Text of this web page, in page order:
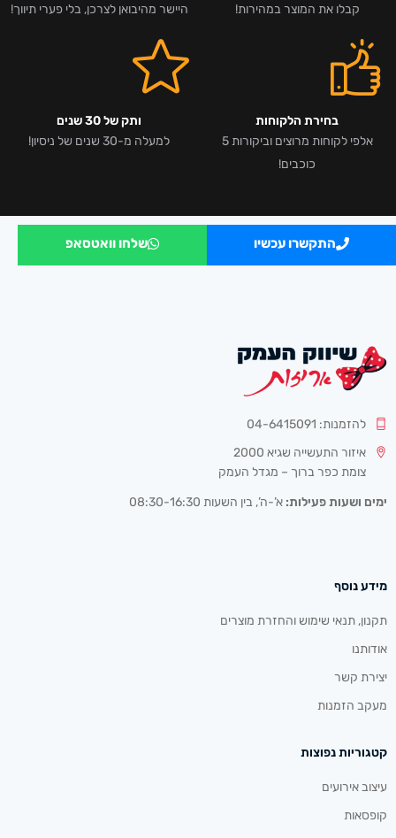
קבלו את המוצר במהירות!
היישר מהיבואן לצרכן, בלי פערי תיווך!
בחירת הלקוחות
אלפי לקוחות מרוצים וביקורות 5
כוכבים!
ותק של 30 שנים
למעלה מ-30 שנים של ניסיון!
התקשרו עכשיו שלחו וואטסאפ
להזמנות: 04-6415091
איזור התעשייה שגיא 2000
צומת כפר ברוך – מגדל העמק
ימים ושעות פעילות: א’-ה’, בין השעות 08:30-16:30
מידע נוסף
תקנון, תנאי שימוש והחזרת מוצרים
אודותנו
יצירת קשר
מעקב הזמנות
קטגוריות נפוצות
עיצוב אירועים
קופסאות